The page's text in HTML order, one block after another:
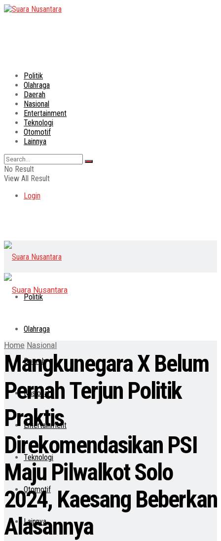
Politik
Olahraga
Daerah
Nasional
Entertainment
Teknologi
Otomotif
Lainnya
No Result
View All Result
Login
Politik
Olahraga
Daerah
Nasional
Entertainment
Teknologi
Otomotif
Lainnya
Home Nasional
Mangkunegara X Belum
Pernah Terjun Politik
Praktis
Direkomendasikan PSI
Maju Pilwalkot Solo
2024, Kaesang Beberkan
Alasannya